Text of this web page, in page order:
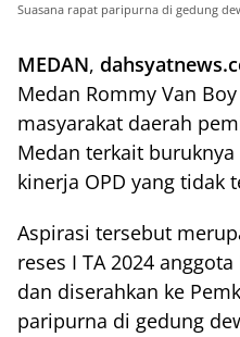
Suasana rapat paripurna di gedung
MEDAN,
Medan Rommy Van
masyarakat daerah
Medan terkait
kinerja OPD yang tidak
Aspirasi tersebut
reses I TA 2024
dan diserahkan ke
paripurna di gedung